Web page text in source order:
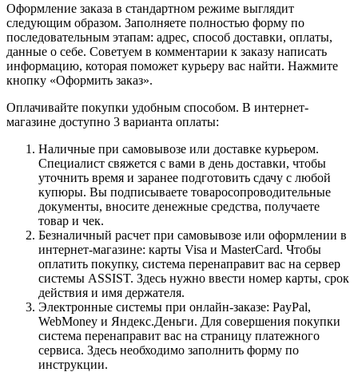
Оформление заказа в стандартном режиме выглядит
следующим образом. Заполняете полностью форму по
последовательным этапам: адрес, способ доставки, оплаты,
данные о себе. Советуем в комментарии к заказу написать
информацию, которая поможет курьеру вас найти. Нажмите
кнопку «Оформить заказ».
Оплачивайте покупки удобным способом. В интернет-
магазине доступно 3 варианта оплаты:
Наличные при самовывозе или доставке курьером.
Специалист свяжется с вами в день доставки, чтобы
уточнить время и заранее подготовить сдачу с любой
купюры. Вы подписываете товаросопроводительные
документы, вносите денежные средства, получаете
товар и чек.
Безналичный расчет при самовывозе или оформлении в
интернет-магазине: карты Visa и MasterCard. Чтобы
оплатить покупку, система перенаправит вас на сервер
системы ASSIST. Здесь нужно ввести номер карты, срок
действия и имя держателя.
Электронные системы при онлайн-заказе: PayPal,
WebMoney и Яндекс.Деньги. Для совершения покупки
система перенаправит вас на страницу платежного
сервиса. Здесь необходимо заполнить форму по
инструкции.